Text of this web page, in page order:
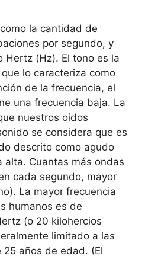
la cantidad de
por segundo, y
Hertz (Hz). El tono es la
lo caracteriza como
de la frecuencia, el
una frecuencia baja. La
nuestros oídos
se considera que es
descrito como agudo
alta. Cuantas más ondas
cada segundo, mayor
La mayor frecuencia
humanos es de
(o 20 kilohercios
limitado a las
años de edad. (El